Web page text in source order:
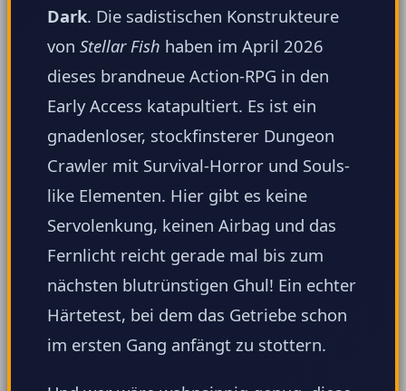
Dark. Die sadistischen Konstrukteure
von Stellar Fish haben im April 2026
dieses brandneue Action-RPG in den
Early Access katapultiert. Es ist ein
gnadenloser, stockfinsterer Dungeon
Crawler mit Survival-Horror und Souls-
like Elementen. Hier gibt es keine
Servolenkung, keinen Airbag und das
Fernlicht reicht gerade mal bis zum
nächsten blutrünstigen Ghul! Ein echter
Härtetest, bei dem das Getriebe schon
im ersten Gang anfängt zu stottern.